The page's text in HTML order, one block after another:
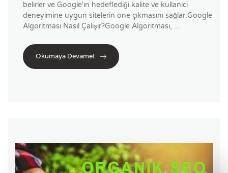
belirler ve Google'ın hedeflediği kalite ve kullanıcı
deneyimine uygun sitelerin öne çıkmasını sağlar.Google
Algoritması Nasıl Çalışır?Google Algoritması, ...
Okumaya Devamet